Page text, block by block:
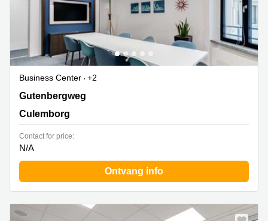
Business Center
+2
Gutenbergweg 1, Culemborg
Gutenbergweg
Culemborg
Contact for price:
N/A
Ontvang info